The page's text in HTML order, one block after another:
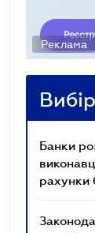
Реклама
Банки
рахунки